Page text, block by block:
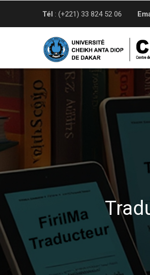
Tél : (+221) 33 824 52 06